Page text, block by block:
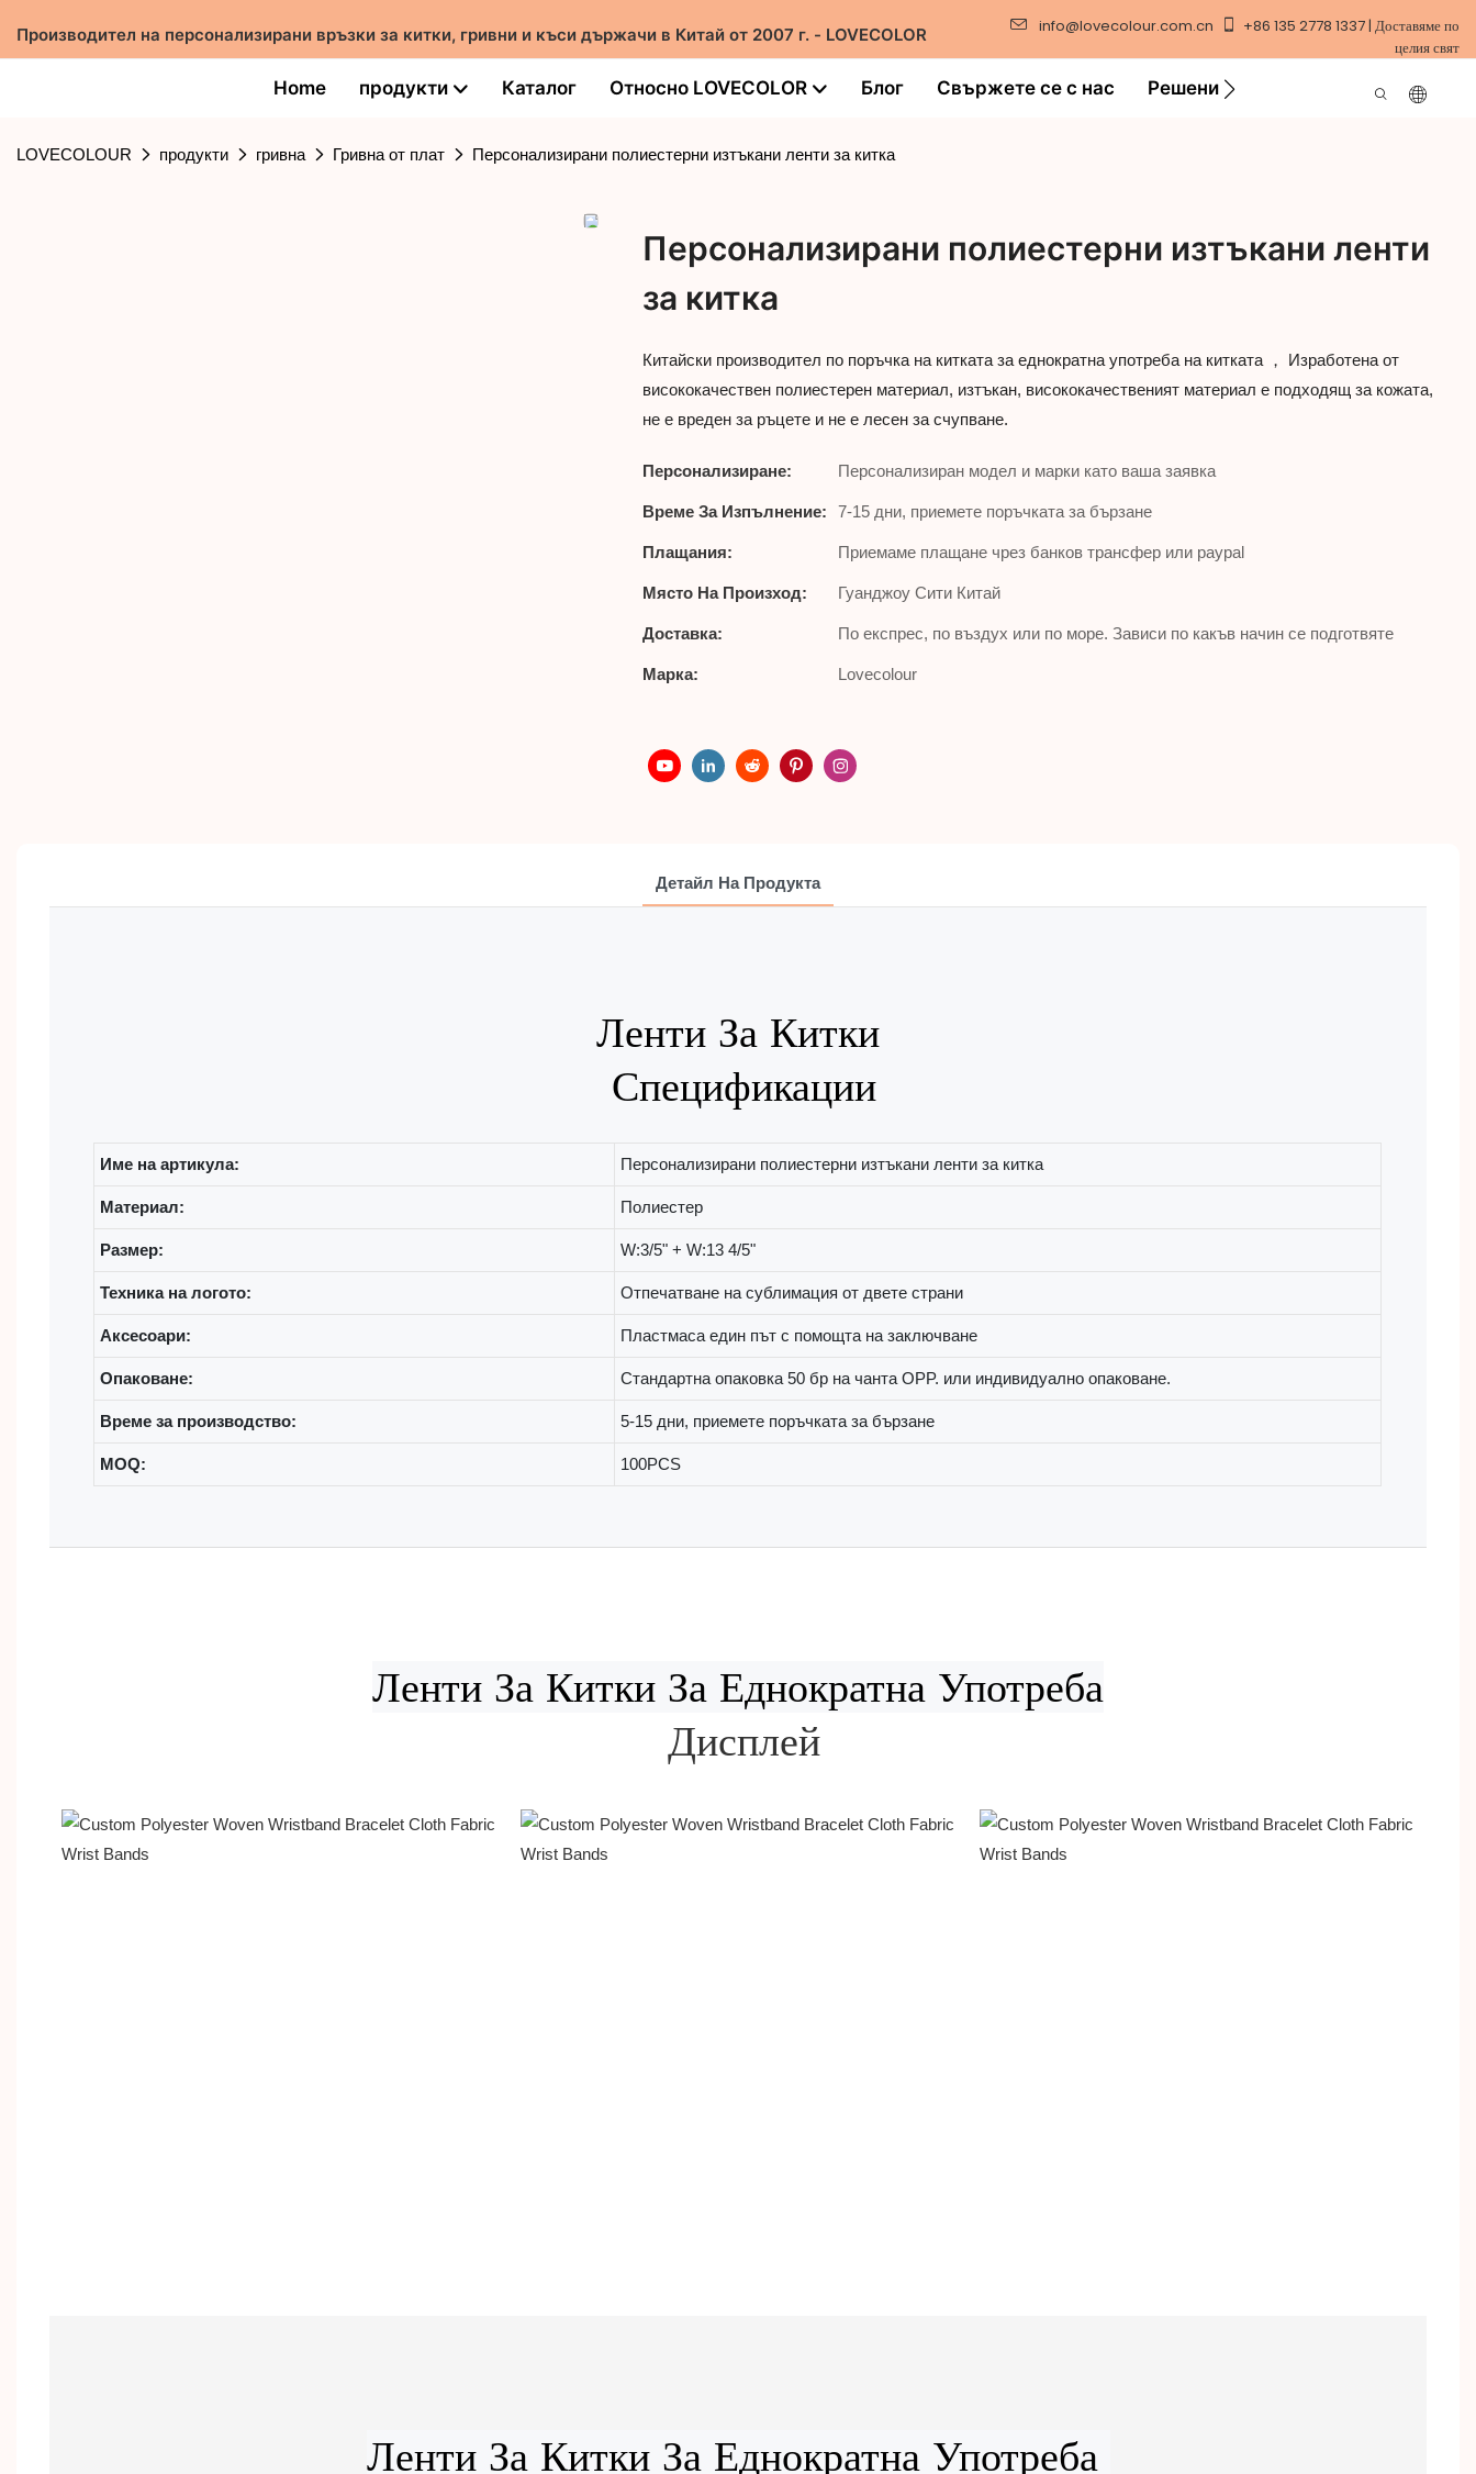
Производител на персонализирани връзки за китки, гривни и къси държачи в Китай от 2007 г. - LOVECOLOR info@lovecolour.com.cn
+86 135 2778 1337 | Доставяме по
целия свят
Home продукти Каталог Относно LOVECOLOR Блог Свържете се с нас Решение
LOVECOLOUR продукти гривна Гривна от плат Персонализирани полиестерни изтъкани ленти за китка
Персонализирани полиестерни изтъкани ленти
за китка
Китайски производител по поръчка на китката за еднократна употреба на китката ， Изработена от
висококачествен полиестерен материал, изтъкан, висококачественият материал е подходящ за кожата,
не е вреден за ръцете и не е лесен за счупване.
Персонализиране: Персонализиран модел и марки като ваша заявка
Време За Изпълнение: 7-15 дни, приемете поръчката за бързане
Плащания: Приемаме плащане чрез банков трансфер или paypal
Място На Произход: Гуанджоу Сити Китай
Доставка: По експрес, по въздух или по море. Зависи по какъв начин се подготвяте
Марка: Lovecolour
Детайл На Продукта
Спецификации
Име на артикула: Персонализирани полиестерни изтъкани ленти за китка
Материал: Полиестер
Размер: W:3/5" + W:13 4/5"
Техника на логото: Отпечатване на сублимация от двете страни
Аксесоари: Пластмаса един път с помощта на заключване
Опаковане: Стандартна опаковка 50 бр на чанта OPP. или индивидуално опаковане.
Време за производство: 5-15 дни, приемете поръчката за бързане
MOQ: 100PCS
Дисплей